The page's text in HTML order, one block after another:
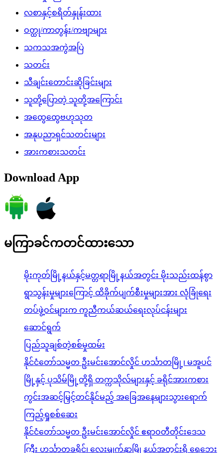
လစာနှင့်စရိတ်နှုန်းထား
ဝတ္ထု/ကာတွန်း/ကဗျာများ
သကသအကွဲအပြဲ
သတင်း
သီချင်းတောင်းဆိုခြင်းများ
သူတို့ပြောတဲ့ သူတို့အကြောင်း
အထွေထွေဗဟုသုတ
အနုပညာရှင်သတင်းများ
အားကစားသတင်း
Download App
မကြာခင်ကတင်ထားသော
မိုးကုတ်မြို့နယ်နှင့်မတ္တရာမြို့နယ်အတွင်း မိုးသည်းထန်စွာ
ရွာသွန်းမှုများကြောင့် ထိခိုက်ပျက်စီးမှုများအား လုံခြုံရေး
တပ်ဖွဲ့ဝင်များက ကူညီကယ်ဆယ်ရေးလုပ်ငန်းများ
ဆောင်ရွက်
ပြည်သူချစ်တဲ့စစ်မှုထမ်း
နိုင်ငံတော်သမ္မတ ဦးမင်းအောင်လှိုင် ဟင်္သာတမြို့၊ မအူပင်
မြို့နှင့် ပုသိမ်မြို့တို့ရှိ တက္ကသိုလ်များနှင့် ခရိုင်အားကစား
ကွင်းအဆင့်မြှင့်တင်နိုင်မည့် အခြေအနေများသွားရောက်
ကြည့်ရှုစစ်ဆေး
နိုင်ငံတော်သမ္မတ ဦးမင်းအောင်လှိုင် ဧရာဝတီတိုင်းဒေသ
ကြီး ဟင်္သာတခရိုင်၊ လေးမျက်နှာမြို့နယ်အတွင်းရှိ ရေဘေး